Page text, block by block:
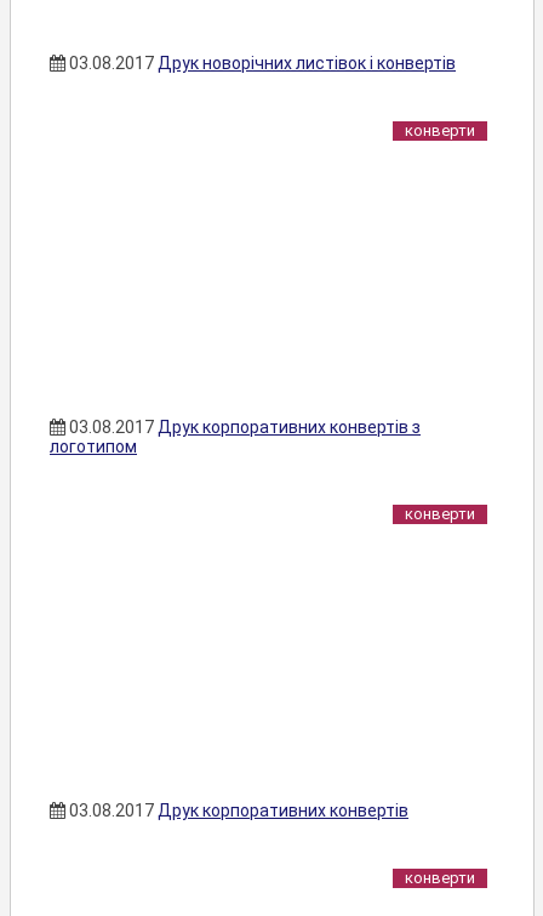
03.08.2017Друк новорічних листівок і конвертів
конверти
03.08.2017Друк корпоративних конвертів з
логотипом
конверти
03.08.2017Друк корпоративних конвертів
конверти